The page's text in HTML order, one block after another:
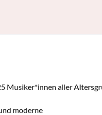
Musiker*innen aller
moderne